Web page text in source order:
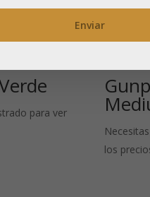
para ver
los